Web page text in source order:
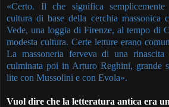
«Certo. Il che significa
cultura di base della cerchia massonica
Vede, una loggia di Firenze, al tempo di
modesta cultura. Certe letture erano
La massoneria ferveva di una rinascita
culminata poi in Arturo Reghini, grande
lite con Mussolini e con Evola».
Vuol dire che la letteratura antica era